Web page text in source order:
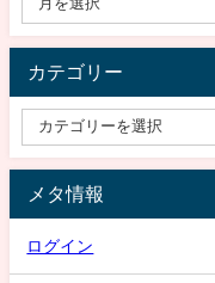
カテゴリー
メタ情報
ログイン